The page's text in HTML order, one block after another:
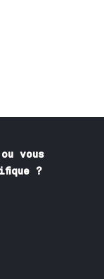
vous
?